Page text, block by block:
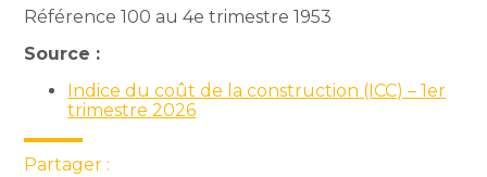
Référence 100 au 4e trimestre 1953
Source :
Indice du coût de la construction (ICC) – 1er
trimestre 2026
Partager :